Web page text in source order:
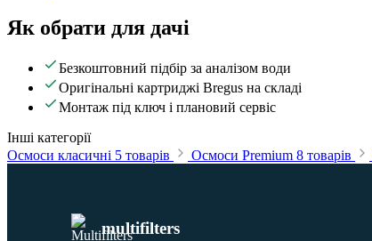
Як обрати для дачі
Безкоштовний підбір за аналізом води
Оригінальні картриджі Bregus на складі
Монтаж під ключ і плановий сервіс
Інші категорії
Осмоси класичні 5 товарів Осмоси Premium 8 товарів
multifilters